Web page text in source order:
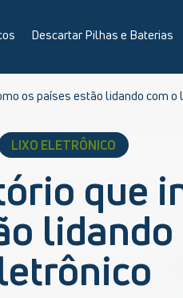
Descartar Pilhas e Baterias
os países estão lidando com o
LIXO ELETRÔNICO
que